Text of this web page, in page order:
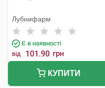
Лубнифарм
Є в наявності
від 101.90 грн
КУПИТИ